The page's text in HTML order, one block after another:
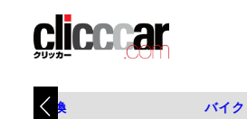
タイヤ交換 バイク